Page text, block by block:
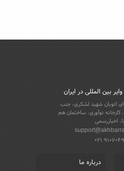
بین المللی در ایران
اتوبان شهید لشکری، جنب
کارخانه نوآوری، ساختمان هم
اخباررسمی
021
درباره ما